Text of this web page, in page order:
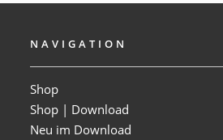
NAVIGATION
Shop
Shop | Download
Neu im Download